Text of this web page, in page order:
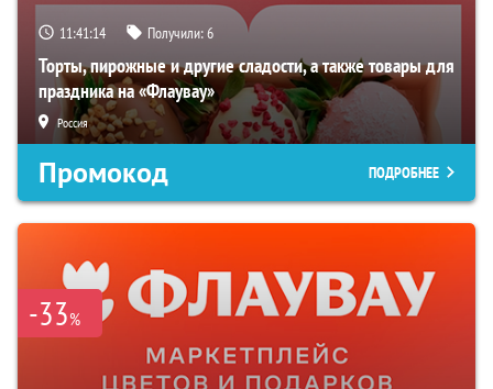
11:41:12 Получили:6
Торты, пирожные и другие сладости, а также товары для
праздника на «Флаувау»
Россия
Промокод ПОДРОБНЕЕ
-33%